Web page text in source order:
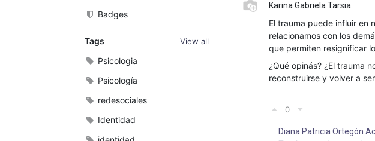
Badges
Tags View all
Psicologia
Psicología
redesociales
Identidad
Karina Gabriela Tarsia
El trauma puede influir en
relacionamos con los
que permiten resignificar
¿Qué opinás? ¿El trauma
reconstruirse y volver a
0
Diana Patricia Ortegón